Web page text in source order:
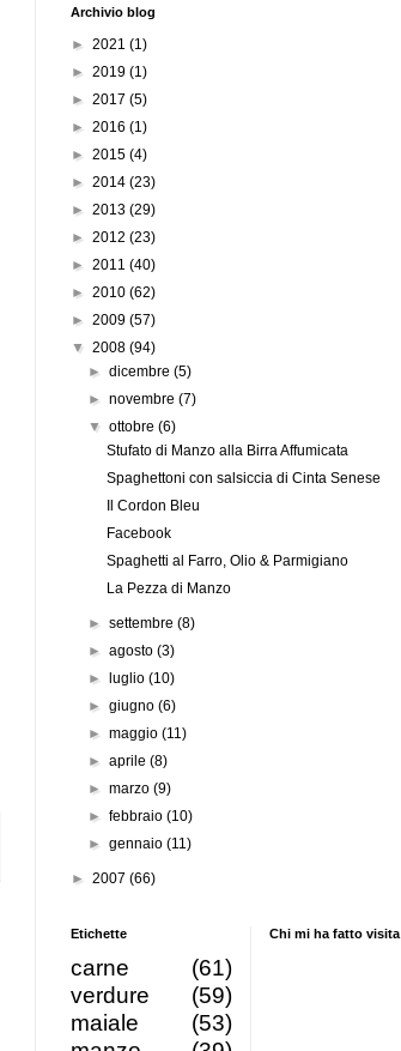
Archivio blog
► 2021 (1)
► 2019 (1)
► 2017 (5)
► 2016 (1)
► 2015 (4)
► 2014 (23)
► 2013 (29)
► 2012 (23)
► 2011 (40)
► 2010 (62)
► 2009 (57)
▼ 2008 (94)
►dicembre(5)
►novembre(7)
▼ottobre(6)
Stufato di Manzo alla Birra Affumicata
Spaghettoni con salsiccia di Cinta Senese
Il Cordon Bleu
Facebook
Spaghetti al Farro, Olio & Parmigiano
La Pezza di Manzo
►settembre(8)
►agosto(3)
►luglio(10)
►giugno(6)
►maggio(11)
►aprile(8)
►marzo(9)
►febbraio(10)
►gennaio(11)
► 2007 (66)
Etichette
carne
(61)
verdure
(59)
maiale
(53)
Chi mi ha fatto visita